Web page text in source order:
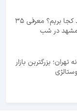
در شب
تهران؛ بزرگترین بازار